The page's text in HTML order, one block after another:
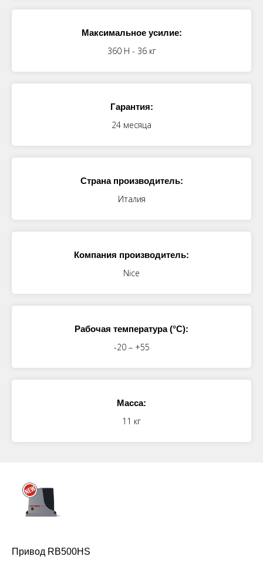
Максимальное усилие:
360 Н - 36 кг
Гарантия:
24 месяца
Страна производитель:
Италия
Компания производитель:
Nice
Рабочая температура (°C):
-20 – +55
Масса:
11 кг
Привод RB500HS